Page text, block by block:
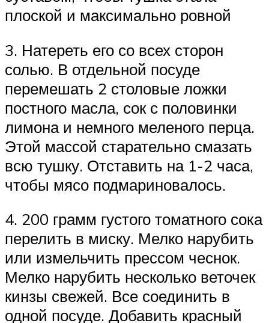
плоской и максимально ровной
3. Натереть его со всех сторон
солью. В отдельной посуде
перемешать 2 столовые ложки
постного масла, сок с половинки
лимона и немного меленого перца.
Этой массой старательно смазать
всю тушку. Отставить на 1-2 часа,
чтобы мясо подмариновалось.
4. 200 грамм густого томатного сока
перелить в миску. Мелко нарубить
или измельчить прессом чеснок.
Мелко нарубить несколько веточек
кинзы свежей. Все соединить в
одной посуде. Добавить красный